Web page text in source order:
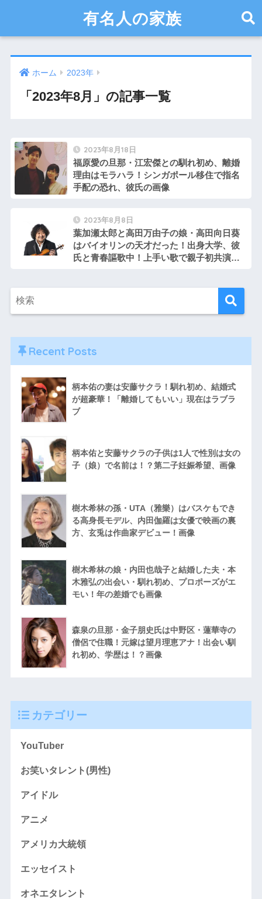
有名人の家族
ホーム 2023年
「2023年8月」の記事一覧
2023年8月18日
福原愛の旦那・江宏傑との馴れ初め、離婚
理由はモラハラ！シンガポール移住で指名
手配の恐れ、彼氏の画像
2023年8月8日
葉加瀬太郎と高田万由子の娘・高田向日葵
はバイオリンの天才だった！出身大学、彼
氏と青春謳歌中！上手い歌で親子初共演、
Recent Posts
柄本佑の妻は安藤サクラ！馴れ初め、結婚式
が超豪華！「離婚してもいい」現在はラブラ
ブ
柄本佑と安藤サクラの子供は1人で性別は女の
子（娘）で名前は！？第二子妊娠希望、画像
樹木希林の孫・UTA（雅樂）はバスケもでき
る高身長モデル、内田伽羅は女優で映画の裏
方、玄兎は作曲家デビュー！画像
樹木希林の娘・内田也哉子と結婚した夫・本
木雅弘の出会い・馴れ初め、プロポーズがエ
モい！年の差婚でも画像
森泉の旦那・金子朋史氏は中野区・蓮華寺の
僧侶で住職！元嫁は望月理恵アナ！出会い馴
れ初め、学歴は！？画像
カテゴリー
YouTuber
お笑いタレント(男性)
アイドル
アニメ
アメリカ大統領
エッセイスト
オネエタレント